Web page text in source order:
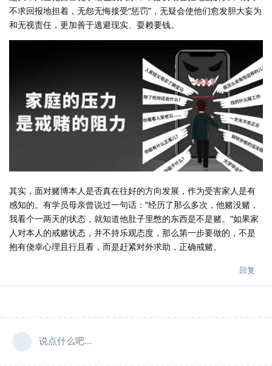
不求回报地担着，无怨无悔接受“惩罚”，无疑会使他们愈发胆大妄为
和无视责任，更加善于逃避现实、耍赖要钱。
其实，面对赌博本人是否真在往好的方向发展，作为受害家人是有
感知的。有学员母亲曾说过一句话：“经历了那么多次，他赌没赌，
我看个一两天的状态，就知道他肚子里憋的东西是不是赌。”如果家
人对本人的戒赌状态，并不持乐观态度，那么第一步要做的，不是
抱有侥幸心理且行且看，而是赶紧对外求助，正确戒赌。
回复
说点什么吧...